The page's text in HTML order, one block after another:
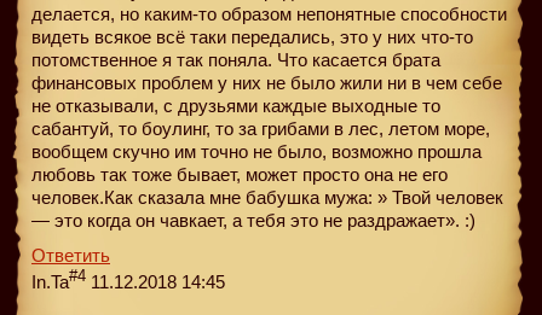
делается, но каким-то образом непонятные способности
видеть всякое всё таки передались, это у них что-то
потомственное я так поняла. Что касается брата
финансовых проблем у них не было жили ни в чем себе
не отказывали, с друзьями каждые выходные то
сабантуй, то боулинг, то за грибами в лес, летом море,
вообщем скучно им точно не было, возможно прошла
любовь так тоже бывает, может просто она не его
человек.Как сказала мне бабушка мужа: » Твой человек
— это когда он чавкает, а тебя это не раздражает». :)
Ответить
In.Ta#4 11.12.2018 14:45